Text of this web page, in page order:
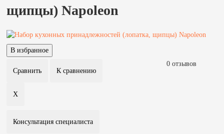
щипцы) Napoleon
0 отзывов
Консультация специалиста